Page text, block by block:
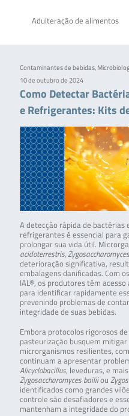
Adulteração de alimentos
Contaminantes de bebidas,
10 de outubro de 2024
Como Detectar
e Refrigerantes: Kits
A detecção rápida de bactérias
refrigerantes é essencial para
prolongar sua vida útil.
acidoterrestris,
deterioração significativa,
embalagens danificadas. Com
IAL®, os produtores têm
para identificar rapidamente
prevenindo problemas de
integridade de suas bebidas.
Embora protocolos rigorosos
pasteurização busquem
microrganismos resilientes,
continuam a apresentar
Alicyclobacillus, leveduras, e
Zygosaccharomyces bailiiou
identificados como grandes
controle são desafiadores e
mantenham a integridade do